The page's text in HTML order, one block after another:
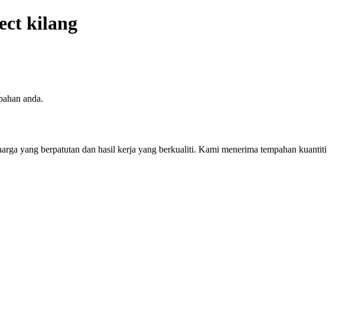
kilang
anda.
yang berpatutan dan hasil kerja yang berkualiti. Kami menerima tempahan kuantiti